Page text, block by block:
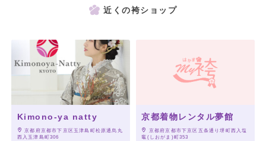
近くの袴ショップ
Kimono-ya natty
京都府京都市下京区玉津島町松原通烏丸
西入玉津島町306
京都着物レンタル夢館
京都府京都市下京区五条通り堺町西入塩
竈(しおがま)町353